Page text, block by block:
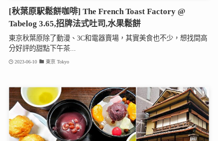
[秋葉原駅鬆餅咖啡] The French Toast Factory @
Tabelog 3.65,招牌法式吐司,水果鬆餅
東京秋葉原除了動漫、3C和電器賣場，其實美食也不少，想找間高
分好評的甜點下午茶...
2023-06-10 東京 Tokyo